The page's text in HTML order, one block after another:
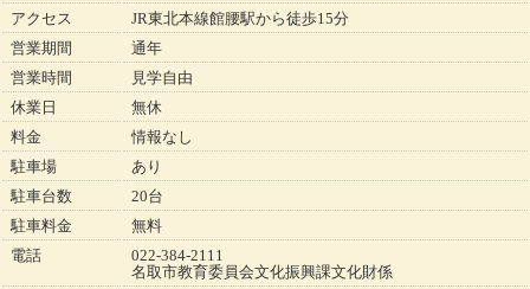
アクセス
JR東北本線館腰駅から徒歩15分
営業期間
通年
営業時間
見学自由
休業日
無休
料金
情報なし
駐車場
あり
駐車台数
20台
駐車料金
無料
電話
022-384-2111
名取市教育委員会文化振興課文化財係